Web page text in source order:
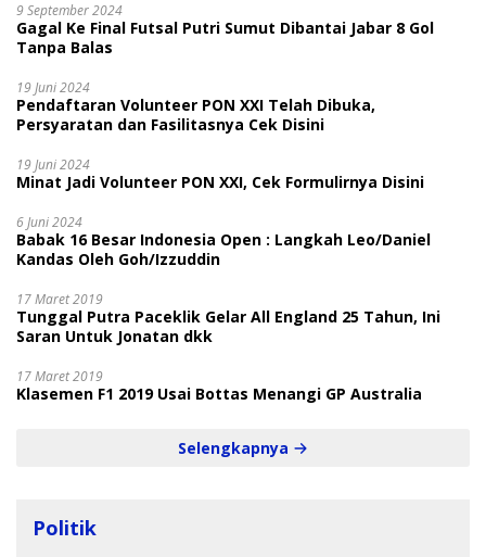
9 September 2024
Gagal Ke Final Futsal Putri Sumut Dibantai Jabar 8 Gol
Tanpa Balas
19 Juni 2024
Pendaftaran Volunteer PON XXI Telah Dibuka,
Persyaratan dan Fasilitasnya Cek Disini
19 Juni 2024
Minat Jadi Volunteer PON XXI, Cek Formulirnya Disini
6 Juni 2024
Babak 16 Besar Indonesia Open : Langkah Leo/Daniel
Kandas Oleh Goh/Izzuddin
17 Maret 2019
Tunggal Putra Paceklik Gelar All England 25 Tahun, Ini
Saran Untuk Jonatan dkk
17 Maret 2019
Klasemen F1 2019 Usai Bottas Menangi GP Australia
Selengkapnya
Politik